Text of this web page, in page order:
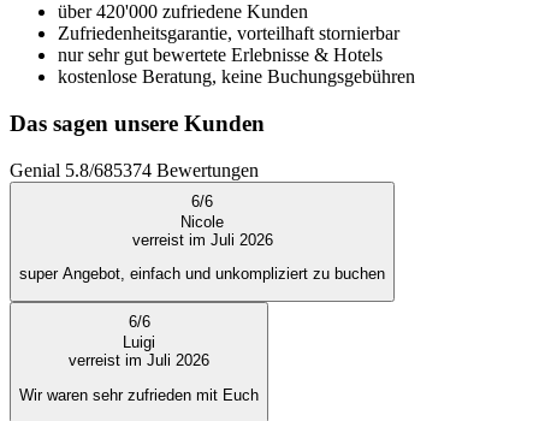
über 420'000 zufriedene Kunden
Zufriedenheitsgarantie, vorteilhaft stornierbar
nur sehr gut bewertete Erlebnisse & Hotels
kostenlose Beratung, keine Buchungsgebühren
Das sagen unsere Kunden
Genial 5.8/685374 Bewertungen
6/6
Nicole
verreist im Juli 2026
super Angebot, einfach und unkompliziert zu buchen
6/6
Luigi
verreist im Juli 2026
Wir waren sehr zufrieden mit Euch